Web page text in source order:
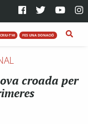
T'HI FES UNA DONACIÓ
croada per